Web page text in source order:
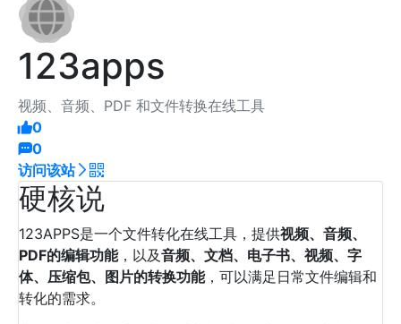
123apps
视频、音频、PDF 和文件转换在线工具
0
0
访问该站
硬核说
123APPS是一个文件转化在线工具，提供视频、音频、
PDF的编辑功能，以及音频、文档、电子书、视频、字
体、压缩包、图片的转换功能，可以满足日常文件编辑和
转化的需求。